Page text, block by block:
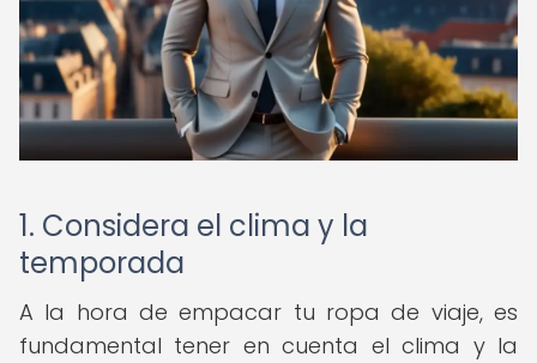
1. Considera el clima y la
temporada
A la hora de empacar tu ropa de viaje, es
fundamental tener en cuenta el clima y la